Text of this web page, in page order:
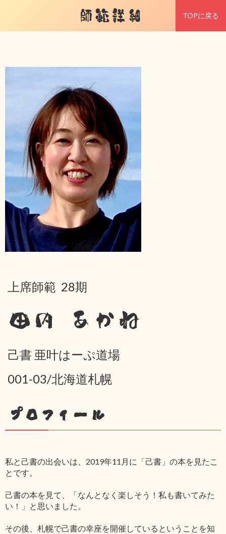
師範詳細 TOPに戻る
上席師範 28期
田内 あかね
己書 亜叶はーぷ道場
001-03/北海道札幌
プロフィール
私と己書の出会いは、2019年11月に「己書」の本を見たこ
とです。
己書の本を見て、「なんとなく楽しそう！私も書いてみた
い！」と思いました。
その後、札幌で己書の幸座を開催しているということを知